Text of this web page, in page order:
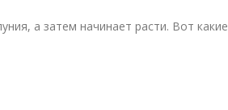
а затем начинает расти. Вот какие